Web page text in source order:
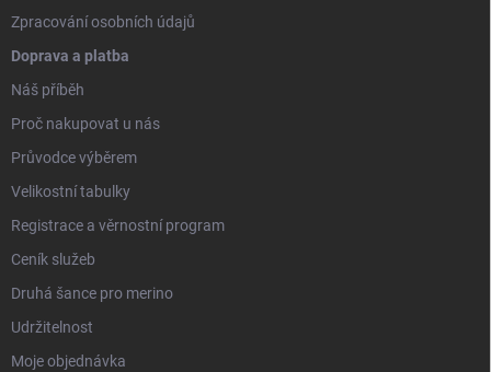
Zpracování osobních údajů
Doprava a platba
Náš příběh
Proč nakupovat u nás
Průvodce výběrem
Velikostní tabulky
Registrace a věrnostní program
Ceník služeb
Druhá šance pro merino
Udržitelnost
Moje objednávka